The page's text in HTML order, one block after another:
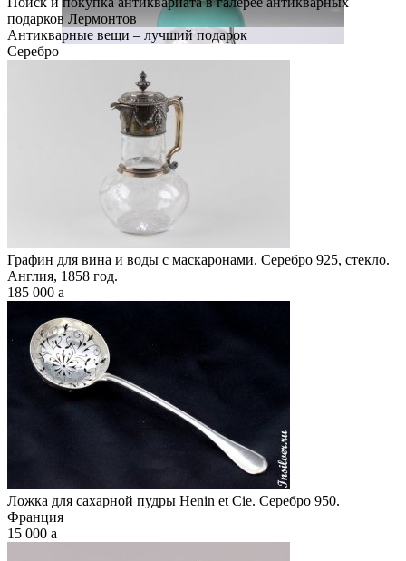
подарков Лермонтов
Антикварные вещи – лучший подарок
Серебро
Графин для вина и воды с маскаронами. Серебро 925, стекло.
Англия, 1858 год.
185 000 a
Ложка для сахарной пудры Henin et Cie. Серебро 950.
Франция
15 000 a